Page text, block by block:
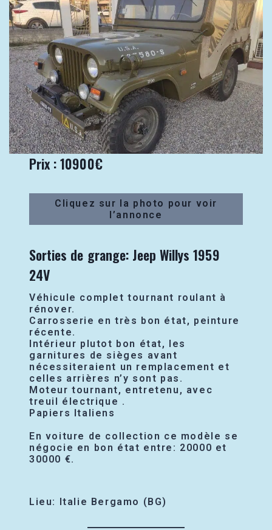
Prix : 10900€
Cliquez sur la photo pour voir
l’annonce
Sorties de grange: Jeep Willys 1959
24V
Véhicule complet tournant roulant à
rénover.
Carrosserie en très bon état, peinture
récente.
Intérieur plutot bon état, les
garnitures de sièges avant
nécessiteraient un remplacement et
celles arrières n’y sont pas.
Moteur tournant, entretenu, avec
treuil électrique .
Papiers Italiens
En voiture de collection ce modèle se
négocie en bon état entre: 20000 et
30000 €.
Lieu: Italie Bergamo (BG)